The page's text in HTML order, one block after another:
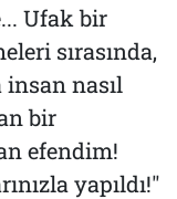
Ufak bir
sırasında,
nasıl
bir
efendim!
yapıldı!"